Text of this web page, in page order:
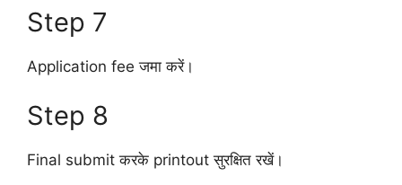
Step 7
Application fee जमा करें।
Step 8
Final submit करके printout सुरक्षित रखें।